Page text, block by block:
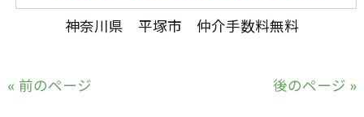
神奈川県 平塚市 仲介手数料無料
« 前のページ 後のページ »